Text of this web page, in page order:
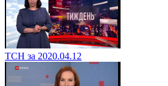
ТСН за 2020.04.12